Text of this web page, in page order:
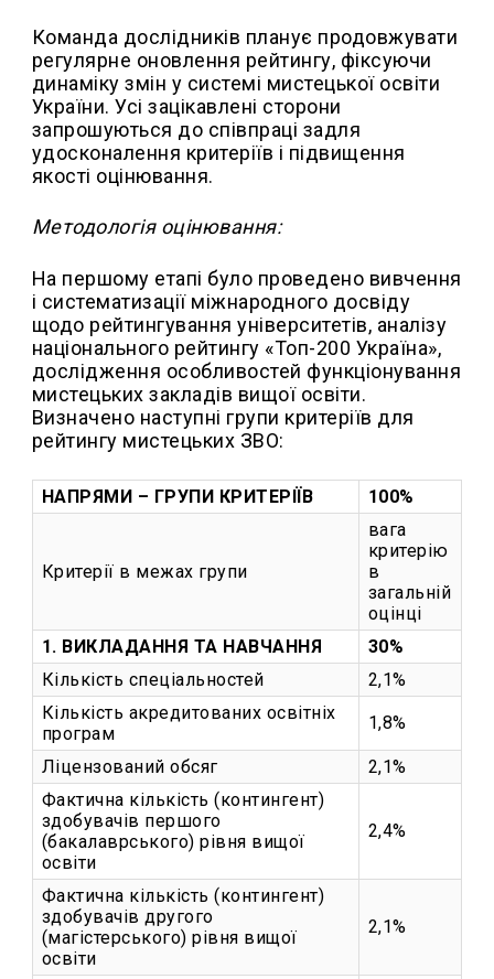
Команда дослідників планує продовжувати
регулярне оновлення рейтингу, фіксуючи
динаміку змін у системі мистецької освіти
України. Усі зацікавлені сторони
запрошуються до співпраці задля
удосконалення критеріїв і підвищення
якості оцінювання.
Методологія оцінювання:
На першому етапі було проведено вивчення
і систематизації міжнародного досвіду
щодо рейтингування університетів, аналізу
національного рейтингу «Топ-200 Україна»,
дослідження особливостей функціонування
мистецьких закладів вищої освіти.
Визначено наступні групи критеріїв для
рейтингу мистецьких ЗВО:
НАПРЯМИ – ГРУПИ КРИТЕРІЇВ 100%
Критерії в межах групи
вага
критерію
в
загальній
оцінці
1. ВИКЛАДАННЯ ТА НАВЧАННЯ
30%
Кількість спеціальностей
2,1%
Кількість акредитованих освітніх
програм
1,8%
Ліцензований обсяг
2,1%
Фактична кількість (контингент)
здобувачів першого
(бакалаврського) рівня вищої
освіти
2,4%
Фактична кількість (контингент)
здобувачів другого
(магістерського) рівня вищої
освіти
2,1%